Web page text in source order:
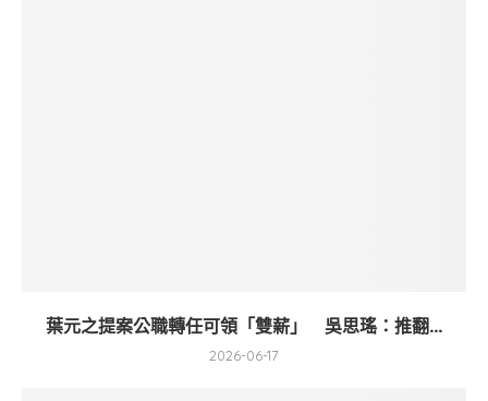
葉元之提案公職轉任可領「雙薪」 吳思瑤：推翻...
2026-06-17